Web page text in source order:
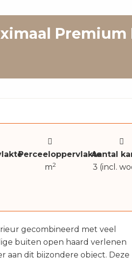
Premium
Perceeloppervlakte
m2
Aantal
3 (incl.
gecombineerd met veel
buiten open haard verlenen
aan dit bijzondere object. Deze